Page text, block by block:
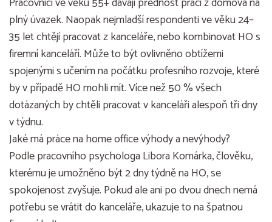
plný úvazek. Naopak nejmladší respondenti ve věku 24–
35 let chtějí pracovat z kanceláře, nebo kombinovat HO s
firemní kanceláří. Může to být ovlivněno obtížemi
spojenými s učením na počátku profesního rozvoje, které
by v případě HO mohli mít. Více než 50 % všech
dotázaných by chtěli pracovat v kanceláři alespoň tři dny
v týdnu.
Jaké má práce na home office výhody a nevýhody?
Podle pracovního psychologa Libora Komárka, člověku,
kterému je umožněno být 2 dny týdně na HO, se
spokojenost zvyšuje. Pokud ale ani po dvou dnech nemá
potřebu se vrátit do kanceláře, ukazuje to na špatnou